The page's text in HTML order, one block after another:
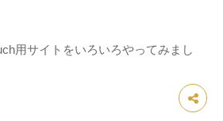
用サイトをいろいろやってみまし